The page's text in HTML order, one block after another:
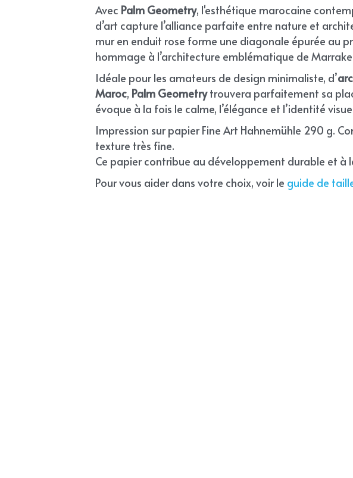
Avec Palm Geometry, l'esthétique marocaine
d’art capture l’alliance parfaite entre nature et
mur en enduit rose forme une diagonale épurée au
hommage à l’architecture emblématique de
Idéale pour les amateurs de design minimaliste, d’
Maroc, Palm Geometry trouvera parfaitement sa
évoque à la fois le calme, l’élégance et l’identité
Impression sur papier Fine Art Hahnemühle 290 g.
texture très fine.
Ce papier contribue au développement durable et à
Pour vous aider dans votre choix, voir le guide de